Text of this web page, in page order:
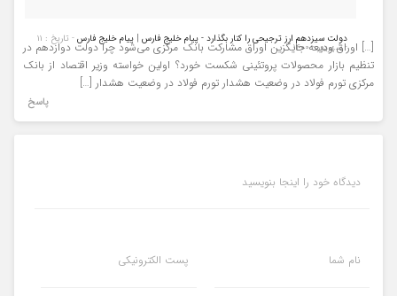
دولت سیزدهم ارز ترجیحی را کنار بگذارد - پیام خلیج فارس | پیام خلیج فارس - تاریخ : ۱۱
- شهریور - ۱۴۰۰
[…] اوراق ودیعه جایگزین اوراق مشارکت بانک مرکزی می‌شود چرا دولت دوازدهم در
تنظیم بازار محصولات پروتئینی شکست خورد؟ اولین خواسته وزیر اقتصاد از بانک
مرکزی تورم فولاد در وضعیت هشدار تورم فولاد در وضعیت هشدار […]
پاسخ
دیدگاه خود را اینجا بنویسید
نام شما پست الکترونیکی